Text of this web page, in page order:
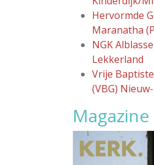
Hervormde
Maranatha
NGK
Lekkerland
Vrije
(VBG)
Magazine